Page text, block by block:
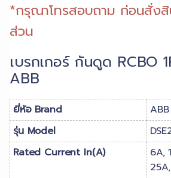
*กรุณาโทรสอบถาม ก่อนสั่ง
ส่วน
เบรกเกอร์ กันดูด RCBO
ABB
ยี่ห้อ Brand
ABB
รุ่น Model
Rated Current In(A)
6A,